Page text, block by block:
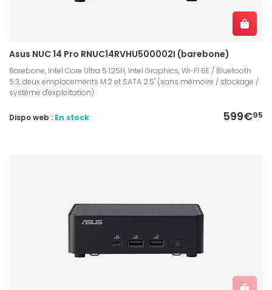
Asus NUC 14 Pro RNUC14RVHU500002I (barebone)
Barebone, Intel Core Ultra 5 125H, Intel Graphics, Wi-FI 6E / Bluetooth
5.3, deux emplacements M.2 et SATA 2.5" (sans mémoire / stockage /
système d'exploitation)
599€95
Dispo web : En stock